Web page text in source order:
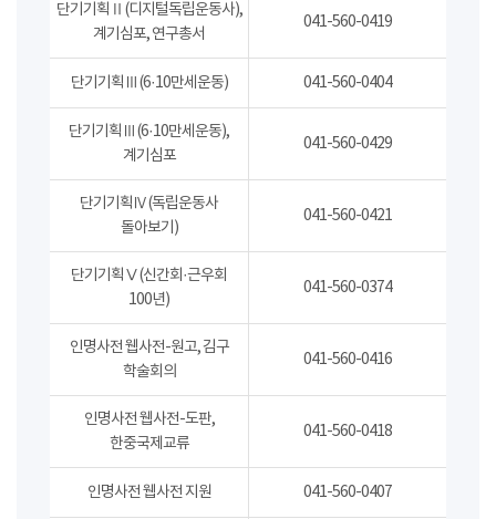
단기기획Ⅱ(디지털독립운동사),
계기심포, 연구총서
041-560-0419
단기기획Ⅲ(6·10만세운동) 041-560-0404
단기기획Ⅲ(6·10만세운동),
계기심포
041-560-0429
단기기획Ⅳ(독립운동사
돌아보기)
041-560-0421
단기기획Ⅴ(신간회·근우회
100년)
041-560-0374
인명사전 웹사전-원고, 김구
학술회의
041-560-0416
인명사전 웹사전-도판,
한중국제교류
041-560-0418
인명사전 웹사전 지원 041-560-0407